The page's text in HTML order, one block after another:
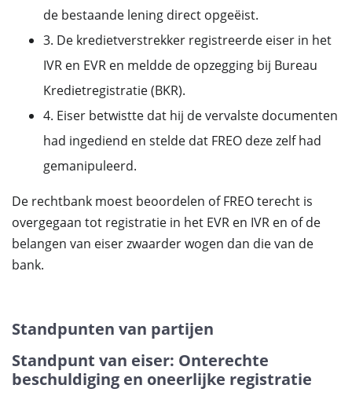
de bestaande lening direct opgeëist.
3. De kredietverstrekker registreerde eiser in het
IVR en EVR en meldde de opzegging bij Bureau
Kredietregistratie (BKR).
4. Eiser betwistte dat hij de vervalste documenten
had ingediend en stelde dat FREO deze zelf had
gemanipuleerd.
De rechtbank moest beoordelen of FREO terecht is
overgegaan tot registratie in het EVR en IVR en of de
belangen van eiser zwaarder wogen dan die van de
bank.
Standpunten van partijen
Standpunt van eiser: Onterechte
beschuldiging en oneerlijke registratie